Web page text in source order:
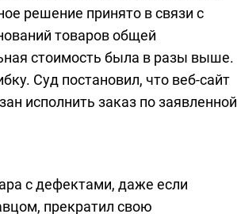
решение принято в связи с
товаров общей
стоимость была в разы выше.
Суд постановил, что веб-сайт
исполнить заказ по заявленной
с дефектами, даже если
прекратил свою